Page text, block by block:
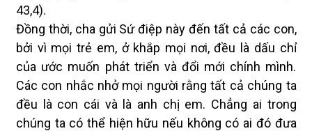
43,4).
Đồng thời, cha gửi Sứ điệp này đến tất cả các con,
bởi vì mọi trẻ em, ở khắp mọi nơi, đều là dấu chỉ
của ước muốn phát triển và đổi mới chính mình.
Các con nhắc nhở mọi người rằng tất cả chúng ta
đều là con cái và là anh chị em. Chẳng ai trong
chúng ta có thể hiện hữu nếu không có ai đó đưa